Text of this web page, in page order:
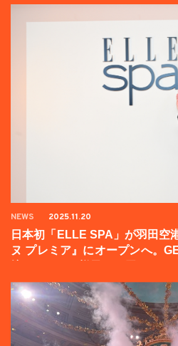
NEWS 2025.11.20
日本初「ELLE SPA」が羽田空
ヌ プレミア』にオープンへ。